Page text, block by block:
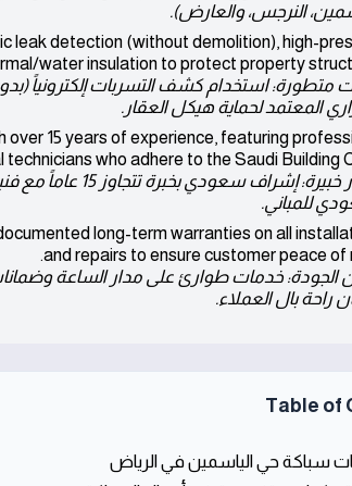
النرجس، والعارض).
leak detection (without demolition), high-
water insulation to protect property
متطورة: استخدام كشف التسربات إلكترونياً
المعتمد لحماية هيكل العقار.
15 years of experience, featuring
who adhere to the Saudi Building
كوادر خبيرة:
للمباني.
long-term warranties on all
and repairs to ensure customer peace of
الجودة: خدمات طوارئ على مدار الساعة
راحة بال العملاء.
Table of